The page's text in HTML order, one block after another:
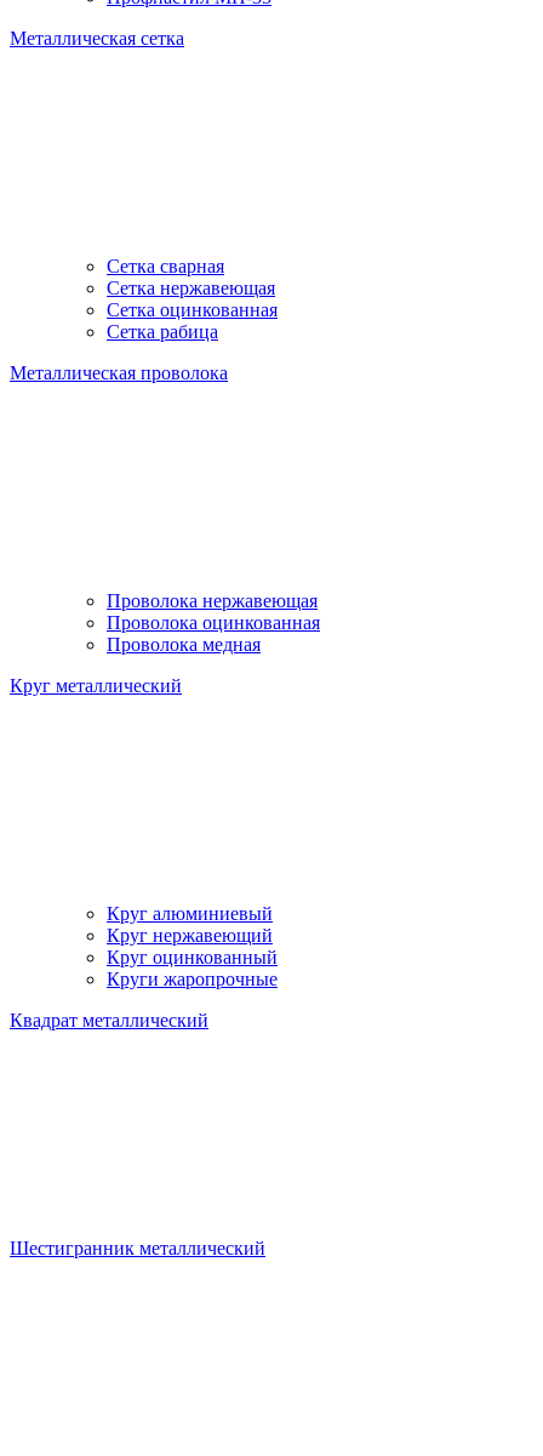
Металлическая сетка
Сетка сварная
Сетка нержавеющая
Сетка оцинкованная
Сетка рабица
Металлическая проволока
Проволока нержавеющая
Проволока оцинкованная
Проволока медная
Круг металлический
Круг алюминиевый
Круг нержавеющий
Круг оцинкованный
Круги жаропрочные
Квадрат металлический
Шестигранник металлический